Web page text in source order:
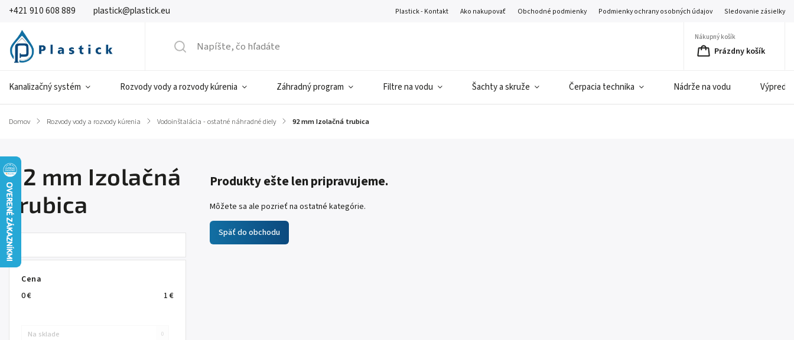
+421 910 608 889 plastick@plastick.eu Plastick - Kontakt Ako nakupovať Obchodné podmienky Podmienky ochrany osobných údajov Sledovanie zásielky
Nákupný košík
Prázdny košík
Kanalizačný systém Rozvody vody a rozvody kúrenia Záhradný program Filtre na vodu Šachty a skruže Čerpacia technika Nádrže na vodu
Domov / Rozvody vody a rozvody kúrenia / Vodoinštalácia - ostatné náhradné diely / 92 mm Izolačná trubica
92 mm Izolačná
trubica
Cena
0€ 1€
Na sklade 0
Produkty ešte len pripravujeme.
Môžete sa ale pozrieť na ostatné kategórie.
Späť do obchodu